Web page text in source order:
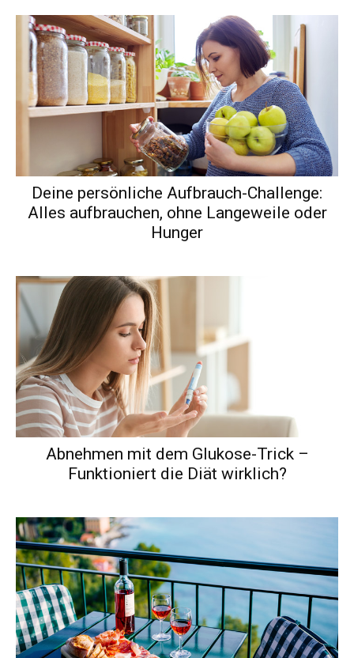
Deine persönliche Aufbrauch-Challenge:
Alles aufbrauchen, ohne Langeweile oder
Hunger
Abnehmen mit dem Glukose-Trick –
Funktioniert die Diät wirklich?